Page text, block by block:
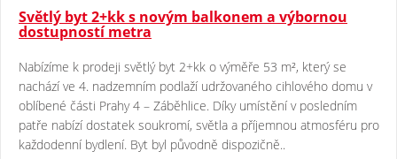
Světlý byt 2+kk s novým balkonem a výbornou
dostupností metra
Nabízíme k prodeji světlý byt 2+kk o výměře 53 m², který se
nachází ve 4. nadzemním podlaží udržovaného cihlového domu v
oblíbené části Prahy 4 – Záběhlice. Díky umístění v posledním
patře nabízí dostatek soukromí, světla a příjemnou atmosféru pro
každodenní bydlení. Byt byl původně dispozičně..